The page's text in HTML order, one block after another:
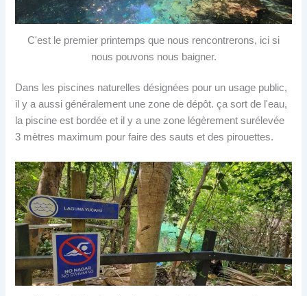
C'est le premier printemps que nous rencontrerons, ici si
nous pouvons nous baigner.
Dans les piscines naturelles désignées pour un usage public,
il y a aussi généralement une zone de dépôt. ça sort de l'eau,
la piscine est bordée et il y a une zone légèrement surélevée
3 mètres maximum pour faire des sauts et des pirouettes.